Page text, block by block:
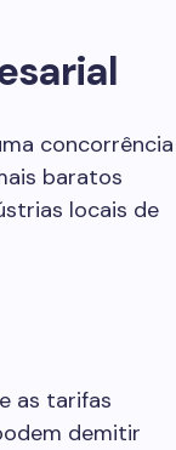
concorrência
baratos
locais de
as tarifas
demitir